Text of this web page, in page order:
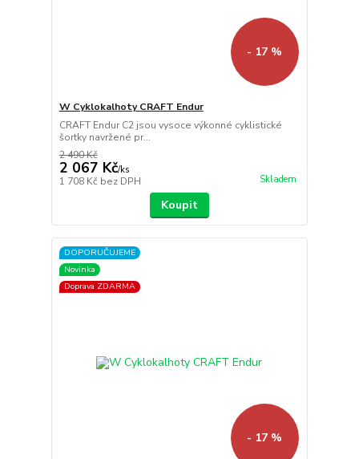
- 17 %
W Cyklokalhoty CRAFT Endur
CRAFT Endur C2 jsou vysoce výkonné cyklistické
šortky navržené pr...
2 490 Kč
2 067 Kč/ks
1 708 Kč bez DPH Skladem
Koupit
DOPORUČUJEME
Novinka
Doprava ZDARMA
- 17 %